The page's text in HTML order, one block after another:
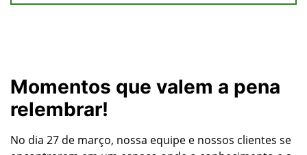
Momentos que valem a pena
relembrar!
No dia 27 de março, nossa equipe e nossos clientes se